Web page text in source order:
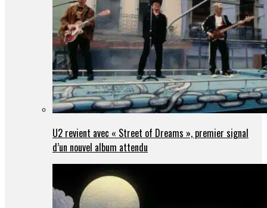
U2 revient avec « Street of Dreams », premier signal
d’un nouvel album attendu